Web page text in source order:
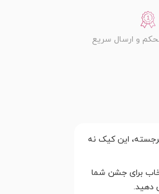
و ارسال سریع
این کیک نه
برای جشن شما
دهید.